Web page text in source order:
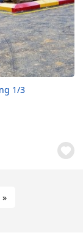
1/3
»